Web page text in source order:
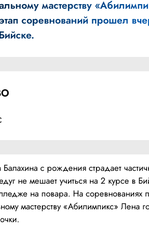
мастерству
соревнований прошел
Балахина с рождения страдает
не мешает учиться на 2 курсе в
на повара. На соревнованиях
мастерству «Абилимпикс» Лена